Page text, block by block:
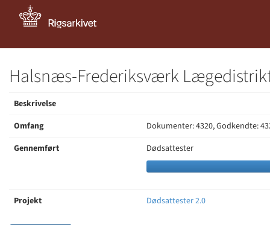
Halsnæs-Frederiksværk
Beskrivelse
Omfang
Dokumenter: 4320, Godkendte:
Gennemført
Dødsattester
Projekt Dødsattester 2.0